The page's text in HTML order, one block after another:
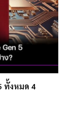
ทั้งหมด 4